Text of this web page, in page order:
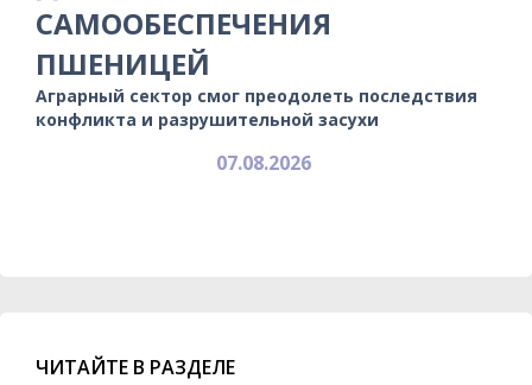
САМООБЕСПЕЧЕНИЯ
ПШЕНИЦЕЙ
Аграрный сектор смог преодолеть последствия
конфликта и разрушительной засухи
07.08.2026
ЧИТАЙТЕ В РАЗДЕЛЕ